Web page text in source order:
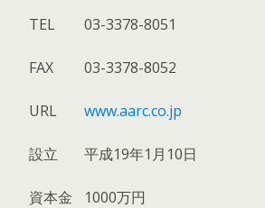
TEL
03-3378-8051
FAX 03-3378-8052
URL www.aarc.co.jp
設立 平成19年1月10日
資本金 1000万円